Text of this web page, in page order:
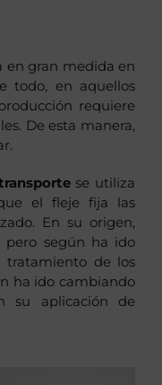
en gran medida en
todo, en aquellos
requiere
De esta manera,
se utiliza
el fleje fija las
En su origen,
pero según ha ido
tratamiento de los
ha ido cambiando
su aplicación de